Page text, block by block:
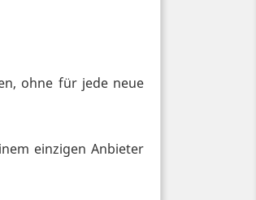
ohne für jede neue
einzigen Anbieter